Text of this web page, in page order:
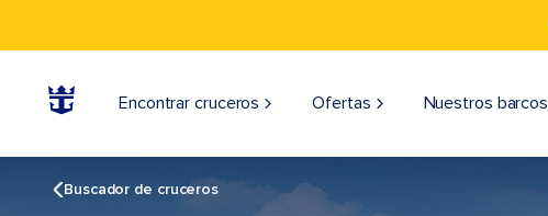
Encontrar cruceros Ofertas Nuestros barcos
Buscador de cruceros